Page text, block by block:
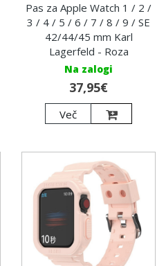
Pas za Apple Watch 1 / 2 /
3 / 4 / 5 / 6 / 7 / 8 / 9 / SE
42/44/45 mm Karl
Lagerfeld - Roza
Na zalogi
37,95€
Več